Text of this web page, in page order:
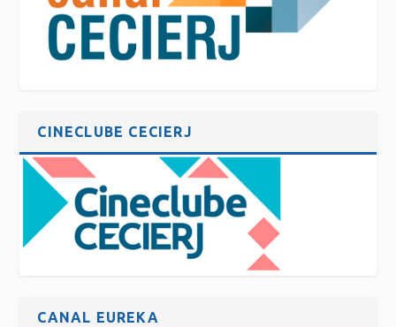
CINECLUBE CECIERJ
CANAL EUREKA